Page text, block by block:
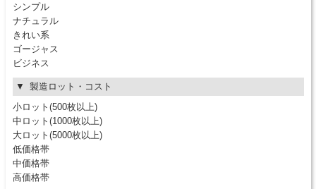
シンプル
ナチュラル
きれい系
ゴージャス
ビジネス
製造ロット・コスト
小ロット(500枚以上)
中ロット(1000枚以上)
大ロット(5000枚以上)
低価格帯
中価格帯
高価格帯